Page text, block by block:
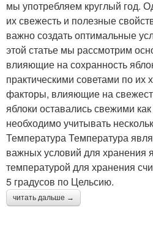
мы употребляем круглый год.
их свежесть и полезные
важно создать оптимальные
этой статье мы рассмотрим
влияющие на сохранность
практическими советами по
факторы, влияющие на
яблоки оставались свежими
необходимо учитывать
Температура Температура
важных условий для хранения
температурой для хранения
5 градусов по Цельсию.
читать дальше →